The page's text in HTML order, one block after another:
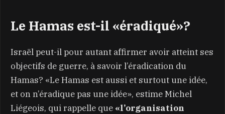
Le Hamas est-il «éradiqué»?
Israël peut-il pour autant affirmer avoir atteint ses
objectifs de guerre, à savoir l’éradication du
Hamas? «Le Hamas est aussi et surtout une idée,
et on n’éradique pas une idée», estime Michel
Liégeois, qui rappelle que «l’organisation